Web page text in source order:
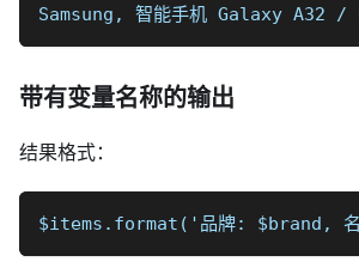
Samsung, 智能手机 Galaxy
带有变量名称的输出
结果格式：
$items.format('品牌: $brand,